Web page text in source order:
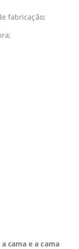
fabricação;
cama e a cama